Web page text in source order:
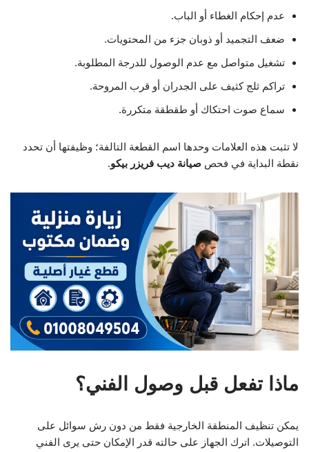
عدم إحكام الغطاء أو الباب.
ضعف التجميد أو ذوبان جزء من المحتويات.
تشغيل متواصل مع عدم الوصول للدرجة المطلوبة.
تراكم ثلج كثيف على الجدران أو قرب المروحة.
سماع صوت احتكاك أو طقطقة متكررة.
لا تثبت هذه العلامات وحدها اسم القطعة التالفة؛ وظيفتها أن تحدد
نقطة البداية في فحص صيانة ديب فريزر بيكو.
ماذا تفعل قبل وصول الفني؟
يمكن تنظيف المنطقة الخارجية فقط من دون رش سوائل على
التوصيلات. اترك الجهاز على حالته قدر الإمكان حتى يرى الفني